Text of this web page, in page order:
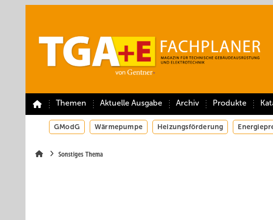
Themen Aktuelle Ausgabe Archiv Produkte
GModG Wärmepumpe Heizungsförderung
Sonstiges Thema